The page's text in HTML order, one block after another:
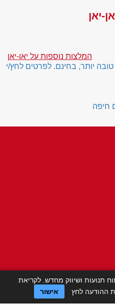
יאן
המלצות נוספות על יאן-יאן
יותר, בחינם. לפרטים לחץ/י
חיפה
Click a
תנועות ושיווק מחדש. לקריאת
ההודעה לחץ אישור